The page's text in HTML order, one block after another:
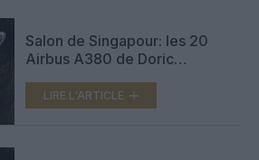
Salon de Singapour: les 20
Airbus A380 de Doric
LIRE L'ARTICLE